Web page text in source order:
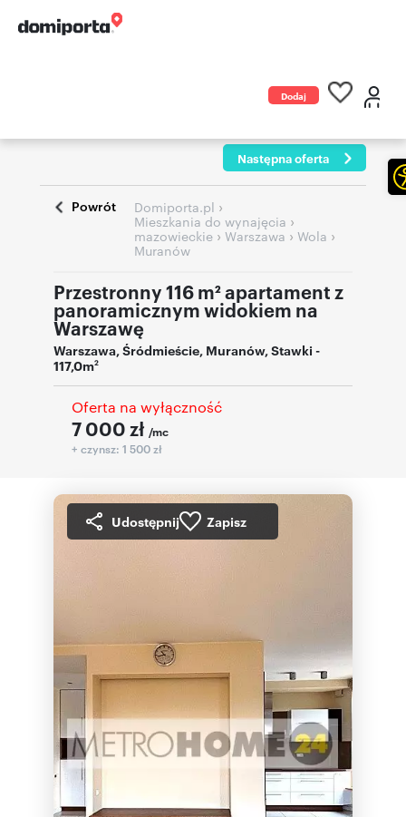
Dodaj
Następna oferta
Powrót Domiporta.pl ›
Mieszkania do wynajęcia ›
mazowieckie › Warszawa › Wola ›
Muranów
Przestronny 116 m² apartament z
panoramicznym widokiem na
Warszawę
Warszawa,Śródmieście, Muranów,Stawki -
117,0m2
Oferta na wyłączność
7 000 zł /mc
+ czynsz: 1 500 zł
Udostępnij Zapisz